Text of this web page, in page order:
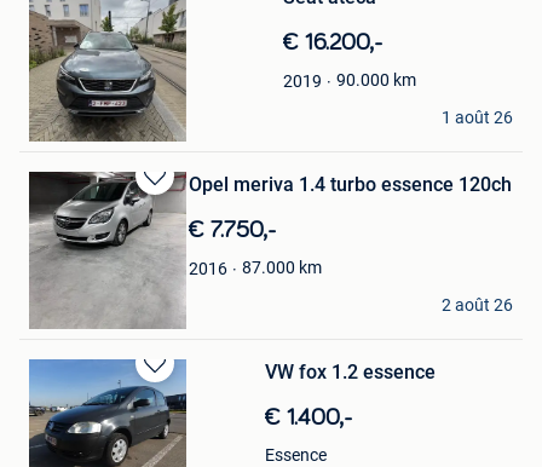
Favoris
€ 16.200,-
2019 90.000 km
gabriel hmd
Bruxelles
1 août 26
Sauvegarder
dans
Mes
Favoris
Opel meriva 1.4 turbo essence 120ch
€ 7.750,-
2016 87.000 km
Bruxelles
2 août 26
Sauvegarder
dans
Mes
Favoris
VW fox 1.2 essence
€ 1.400,-
Essence